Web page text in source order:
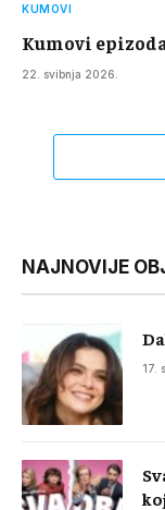
KUMOVI
Kumovi
22. svibnja 2026.
NAJNOVIJE
17.